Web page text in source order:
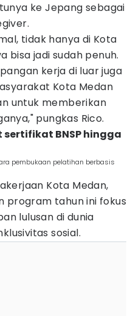
ke Jepang sebagai
tidak hanya di Kota
bisa jadi sudah penuh.
kerja di luar juga
Kota Medan
untuk memberikan
pungkas Rico.
sertifikat BNSP hingga
pembukaan pelatihan berbasis
Kota Medan,
program tahun ini fokus
lulusan di dunia
sosial.